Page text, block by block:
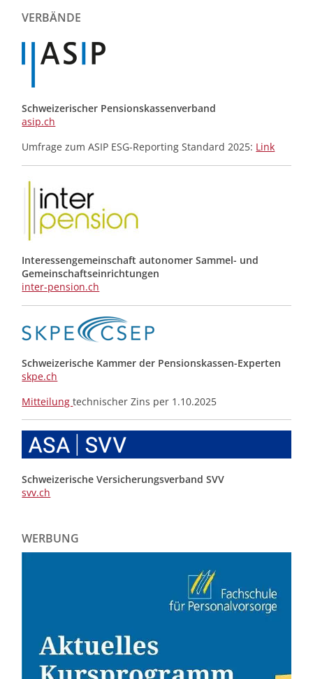
Meldungen
VERBÄNDE
Schweizerischer Pensionskassenverband
asip.ch
Umfrage zum ASIP ESG-Reporting Standard 2025: Link
Interessengemeinschaft autonomer Sammel- und
Gemeinschafts­einrichtungen
inter-pension.ch
Schweizerische Kammer der Pensionskassen-Experten
skpe.ch
Mitteilungtechnischer Zins per 1.10.2025
Schweizerische Versicherungsverband SVV
svv.ch
WERBUNG